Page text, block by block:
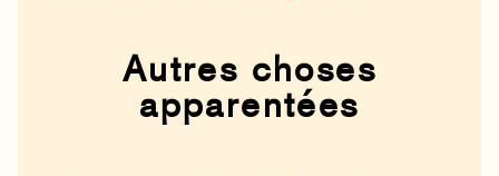
Autres choses
apparentées